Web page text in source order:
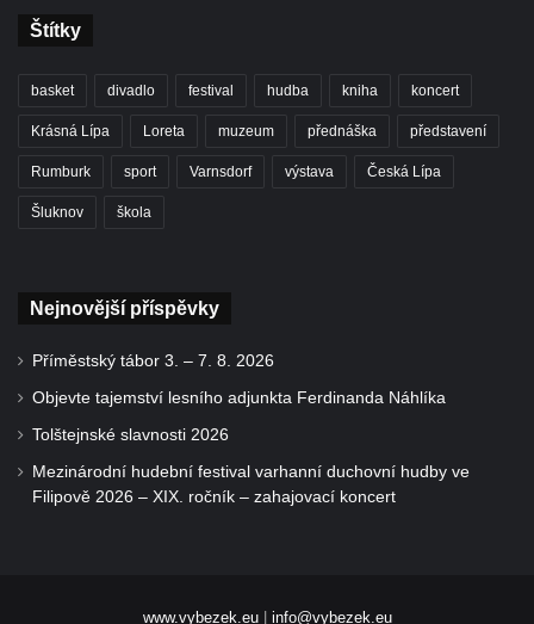
Štítky
basket divadlo festival hudba kniha koncert
Krásná Lípa Loreta muzeum přednáška představení
Rumburk sport Varnsdorf výstava Česká Lípa
Šluknov škola
Nejnovější příspěvky
Příměstský tábor 3. – 7. 8. 2026
Objevte tajemství lesního adjunkta Ferdinanda Náhlíka
Tolštejnské slavnosti 2026
Mezinárodní hudební festival varhanní duchovní hudby ve
Filipově 2026 – XIX. ročník – zahajovací koncert
www.vybezek.eu| info@vybezek.eu